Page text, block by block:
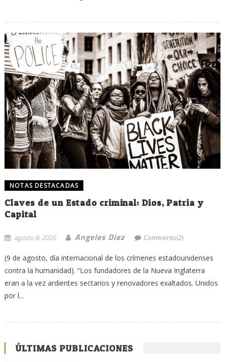
NOTAS DESTACADAS
Claves de un Estado criminal: Dios, Patria y
Capital
agosto 8, 2020 Angeles Diez Comments(2)
(9 de agosto, día internacional de los crímenes estadounidenses
contra la humanidad). “Los fundadores de la Nueva Inglaterra
eran a la vez ardientes sectarios y renovadores exaltados. Unidos
por l...
ÚLTIMAS PUBLICACIONES